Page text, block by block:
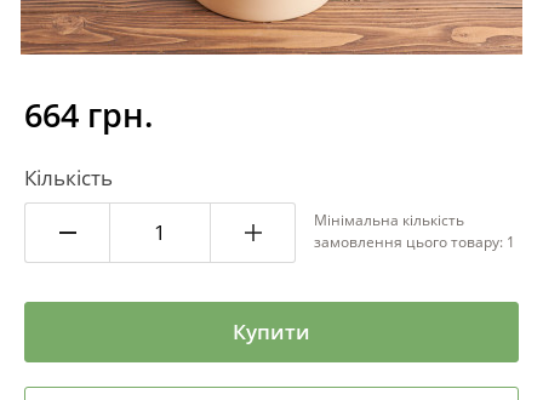
664 грн.
Кількість
Мінімальна кількість
замовлення цього товару: 1
Купити